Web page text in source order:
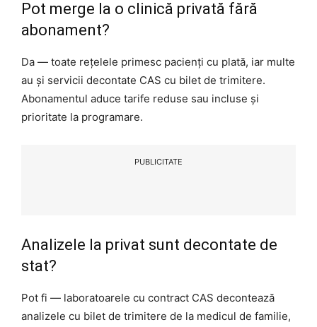
Pot merge la o clinică privată fără
abonament?
Da — toate rețelele primesc pacienți cu plată, iar multe
au și servicii decontate CAS cu bilet de trimitere.
Abonamentul aduce tarife reduse sau incluse și
prioritate la programare.
PUBLICITATE
Analizele la privat sunt decontate de
stat?
Pot fi — laboratoarele cu contract CAS decontează
analizele cu bilet de trimitere de la medicul de familie,